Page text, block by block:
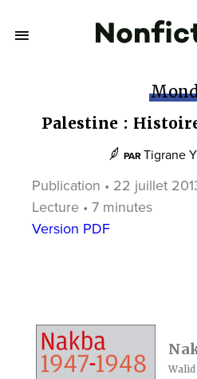
Palestine :
PAR Tigrane
Publication • 22 juillet
Lecture • 7 minutes
Version PDF